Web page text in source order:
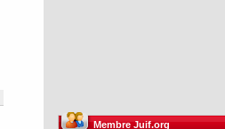
Membre Juif.org